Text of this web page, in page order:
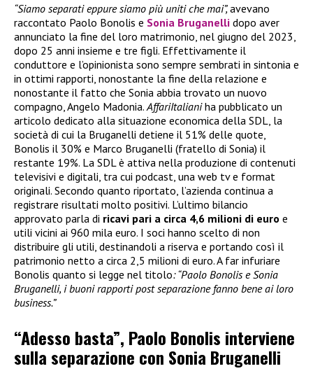
“Siamo separati eppure siamo più uniti che mai”,avevano
raccontato Paolo Bonolis e Sonia Bruganelli dopo aver
annunciato la fine del loro matrimonio, nel giugno del 2023,
dopo 25 anni insieme e tre figli. Effettivamente il
conduttore e l’opinionista sono sempre sembrati in sintonia e
in ottimi rapporti, nonostante la fine della relazione e
nonostante il fatto che Sonia abbia trovato un nuovo
compagno, Angelo Madonia. AffariItalianiha pubblicato un
articolo dedicato alla situazione economica della SDL, la
società di cui la Bruganelli detiene il 51% delle quote,
Bonolis il 30% e Marco Bruganelli (fratello di Sonia) il
restante 19%. La SDL è attiva nella produzione di contenuti
televisivi e digitali, tra cui podcast, una web tv e format
originali. Secondo quanto riportato, l’azienda continua a
registrare risultati molto positivi. L’ultimo bilancio
approvato parla di ricavi pari a circa 4,6 milioni di euro e
utili vicini ai 960 mila euro. I soci hanno scelto di non
distribuire gli utili, destinandoli a riserva e portando così il
patrimonio netto a circa 2,5 milioni di euro. A far infuriare
Bonolis quanto si legge nel titolo: “Paolo Bonolis e Sonia
Bruganelli, i buoni rapporti post separazione fanno bene ai loro
business.”
“Adesso basta”, Paolo Bonolis interviene
sulla separazione con Sonia Bruganelli